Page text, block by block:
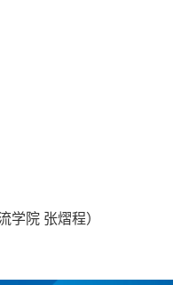
学院 张熠程）